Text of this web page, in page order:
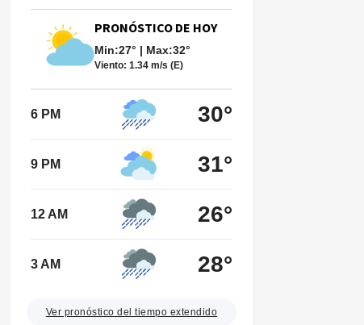
PRONÓSTICO DE HOY
Min:27° | Max:32°
Viento: 1.34 m/s (E)
6 PM 30°
9 PM 31°
12 AM 26°
3 AM 28°
Ver pronóstico del tiempo extendido